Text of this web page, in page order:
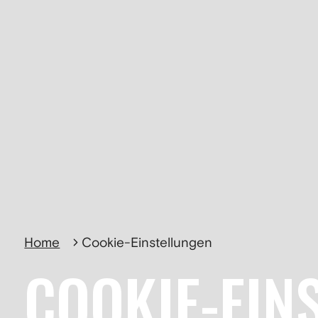
Home Cookie-Einstellungen